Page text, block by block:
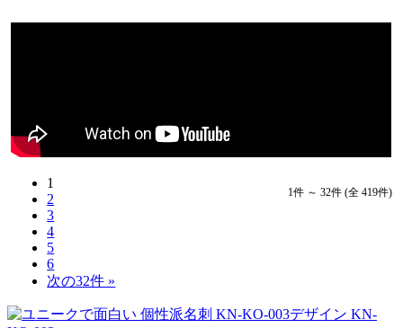
1件 ～ 32件 (全 419件)
1
2
3
4
5
6
次の32件 »